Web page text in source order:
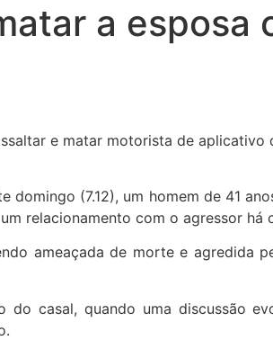
a esposa
(7.12), um homem de 41
relacionamento com o agressor há
ameaçada de morte e agredida
casal, quando uma discussão